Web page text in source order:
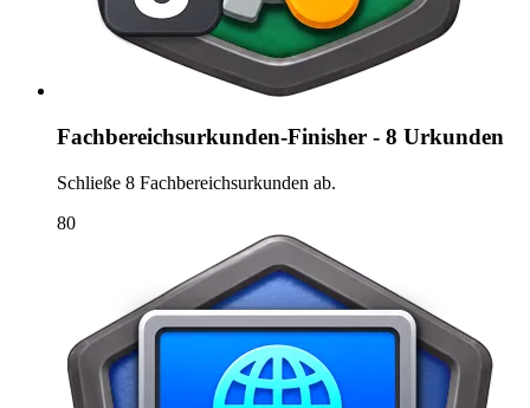
Fachbereichsurkunden-Finisher - 8 Urkunden
Schließe 8 Fachbereichsurkunden ab.
80